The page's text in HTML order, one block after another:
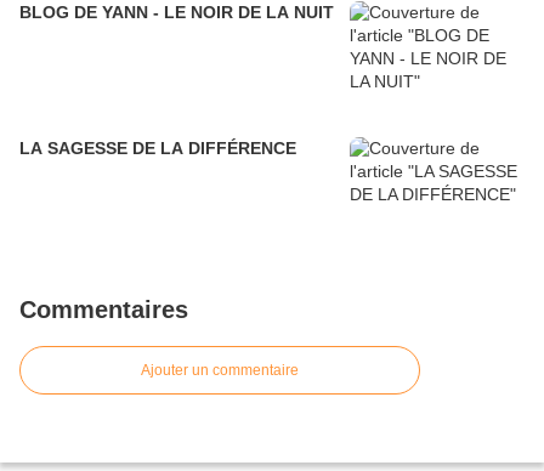
BLOG DE YANN - LE NOIR DE LA NUIT
LA SAGESSE DE LA DIFFÉRENCE
Commentaires
Ajouter un commentaire